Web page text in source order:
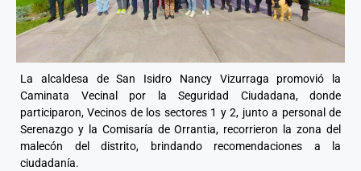
La alcaldesa de San Isidro Nancy Vizurraga promovió la
Caminata Vecinal por la Seguridad Ciudadana, donde
participaron, Vecinos de los sectores 1 y 2, junto a personal de
Serenazgo y la Comisaría de Orrantia, recorrieron la zona del
malecón del distrito, brindando recomendaciones a la
ciudadanía.